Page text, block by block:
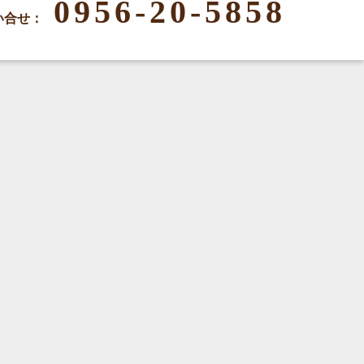
せ： 0956-20-5858